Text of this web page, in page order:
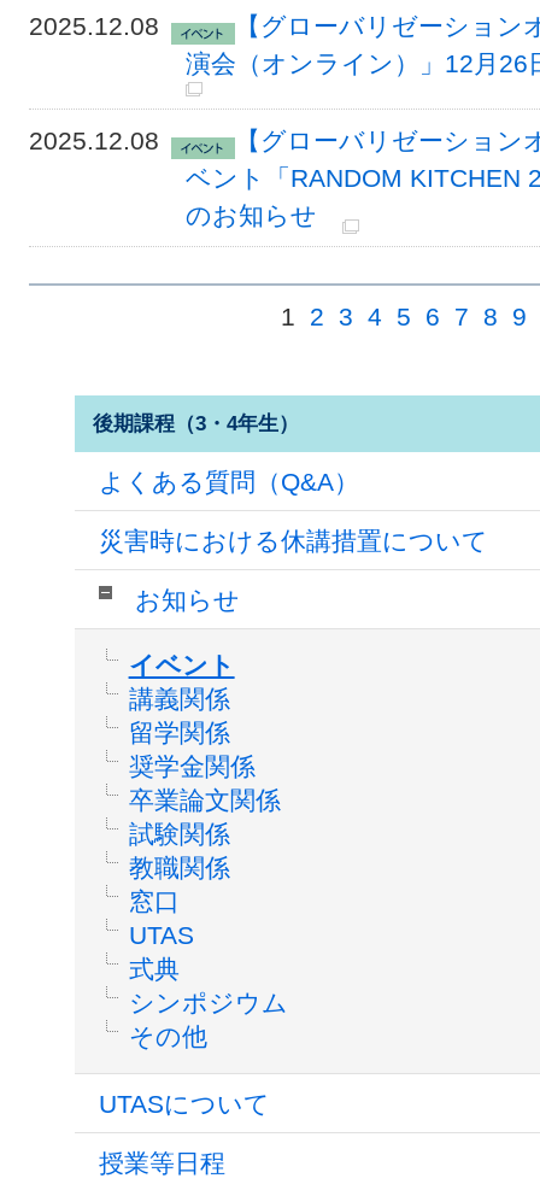
2025.12.08
【グローバリゼーショ
演会（オンライン）」12月
2025.12.08
【グローバリゼーショ
ベント「RANDOM KITCHEN
のお知らせ
1 2 3 4 5 6 7 8 9
後期課程（3・4年生）
よくある質問（Q&A）
災害時における休講措置について
お知らせ
イベント
講義関係
留学関係
奨学金関係
卒業論文関係
試験関係
教職関係
窓口
UTAS
式典
シンポジウム
その他
UTASについて
授業等日程